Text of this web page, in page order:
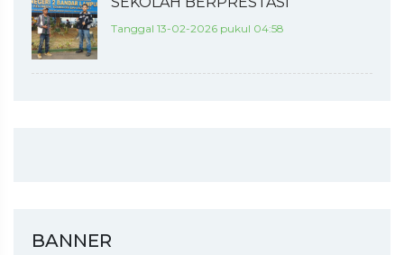
Tanggal 13-02-2026 pukul 04:58
BANNER